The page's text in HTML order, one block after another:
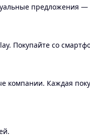
предложения —
Покупайте со
Каждая